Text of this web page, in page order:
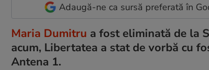
Adaugă-ne ca sursă preferată în
Maria Dumitru a fost eliminată de la
acum, Libertatea a stat de vorbă cu
Antena 1.